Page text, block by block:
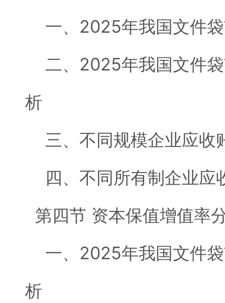
一、2025年我国文件
二、2025年我国文件
析
三、不同规模企业应收
四、不同所有制企业应
第四节 资本保值增值率
一、2025年我国文件
析